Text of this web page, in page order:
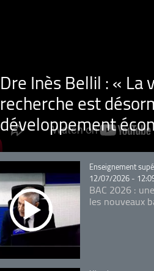
Dre Inès Bellil : «
recherche est
développement
Catégorie
Enseignement
12/07/2026 -
BAC 2026 :
les nouveaux